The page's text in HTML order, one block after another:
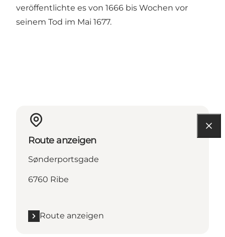
veröffentlichte es von 1666 bis Wochen vor
seinem Tod im Mai 1677.
Route anzeigen
Sønderportsgade
6760 Ribe
Route anzeigen